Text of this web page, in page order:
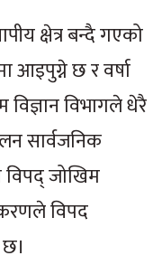
क्षेत्र बन्दै गएको
छ र वर्षा
विभागले धेरै
सार्वजनिक
विपद् जोखिम
विपद